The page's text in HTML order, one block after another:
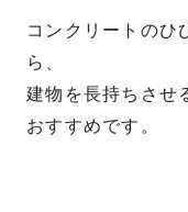
コンクリートのひ
ら、
建物を長持ちさせ
おすすめです。